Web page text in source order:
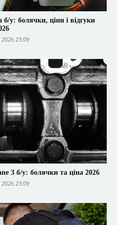
у: болячки, ціни і відгуки
23:09
3 б/у: болячки та ціна 2026
23:09